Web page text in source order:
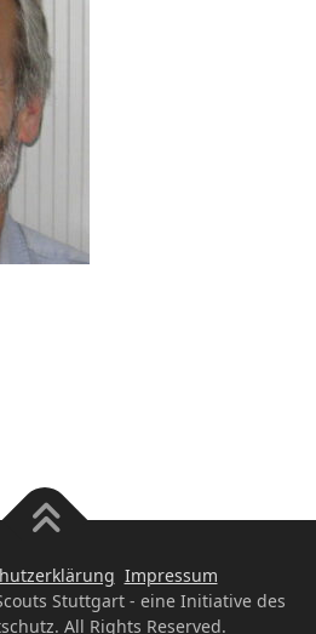
Impressum
Stuttgart - eine Initiative des
All Rights Reserved.